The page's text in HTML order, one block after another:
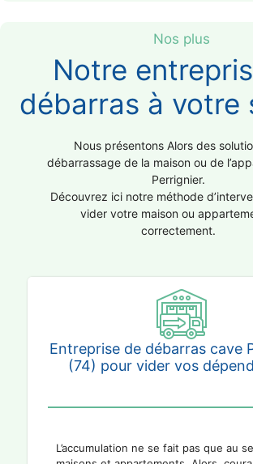
Nos plus
Notre
débarras à votre
Nous présentons Alors des
débarrassage de la maison ou de
Perrignier.
Découvrez ici notre méthode
vider votre maison ou
correctement.
Entreprise de débarras cave
(74) pour vider vos
L’accumulation ne se fait pas que au